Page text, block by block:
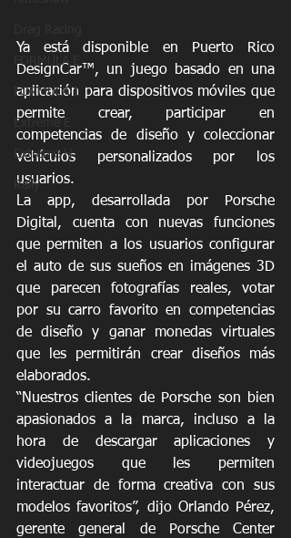
FORMULA E
FORMULA 1
Extreme E
Extreme H
Rally
Ya está disponible en Puerto Rico
DesignCar™, un juego basado en una
aplicación para dispositivos móviles que
permite crear, participar en
competencias de diseño y coleccionar
vehículos personalizados por los
usuarios.
La app, desarrollada por Porsche
Digital, cuenta con nuevas funciones
que permiten a los usuarios configurar
el auto de sus sueños en imágenes 3D
que parecen fotografías reales, votar
por su carro favorito en competencias
de diseño y ganar monedas virtuales
que les permitirán crear diseños más
elaborados.
“Nuestros clientes de Porsche son bien
apasionados a la marca, incluso a la
hora de descargar aplicaciones y
videojuegos que les permiten
interactuar de forma creativa con sus
modelos favoritos”, dijo Orlando Pérez,
gerente general de Porsche Center